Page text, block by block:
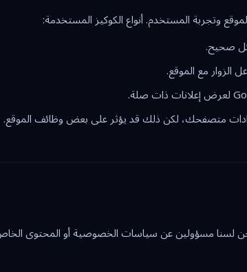
وتجربة المستخدم. أنواع الكوكيز المستخدمة:
صحيح.
الزوار مع الموقع.
متصفحك، لكن ذلك قد يؤثر على بعض وظائف الموقع.
لسنا مسؤولين عن سياسات الخصوصية أو المحتوى